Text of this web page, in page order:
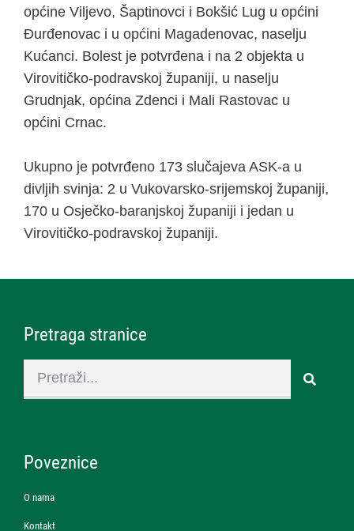
općine Viljevo, Šaptinovci i Bokšić Lug u općini
Đurđenovac i u općini Magadenovac, naselju
Kućanci. Bolest je potvrđena i na 2 objekta u
Virovitičko-podravskoj županiji, u naselju
Grudnjak, općina Zdenci i Mali Rastovac u
općini Crnac.
Ukupno je potvrđeno 173 slučajeva ASK-a u
divljih svinja: 2 u Vukovarsko-srijemskoj županiji,
170 u Osječko-baranjskoj županiji i jedan u
Virovitičko-podravskoj županiji.
Pretraga stranice
Poveznice
O nama
Kontakt